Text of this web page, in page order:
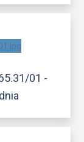
01 -